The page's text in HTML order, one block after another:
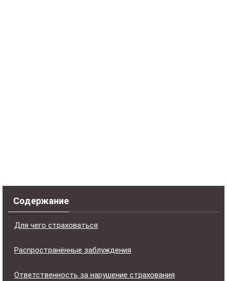
Содержание
Для чего страховаться
Распространённые заблуждения
Ответственность за нарушение страхования